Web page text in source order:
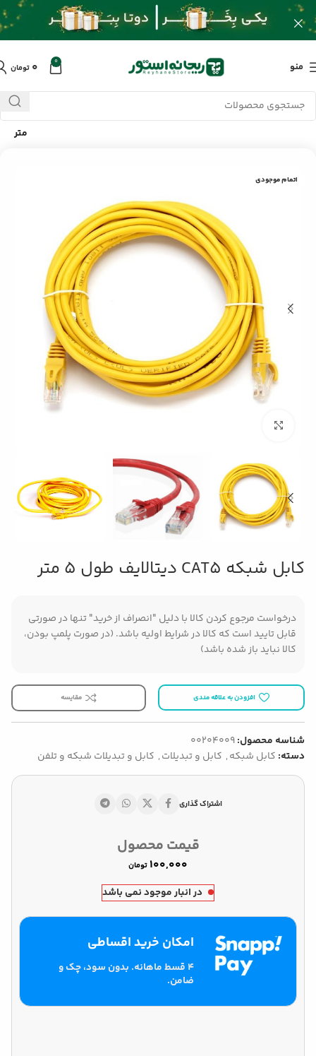
منو 0 ۰ تومان
خانه/محصولات/کابل و تبدیلات/
کابل شبکه CAT5 دیتالایف طول 5
متر
اتمام موجودی
کابل شبکه CAT5 دیتالایف طول 5 متر
درخواست مرجوع کردن کالا با دلیل "انصراف از خرید" تنها در صورتی
قابل تایید است که کالا در شرایط اولیه باشد. (در صورت پلمپ بودن،
کالا نباید باز شده باشد)
افزودن به علاقه مندی مقایسه
شناسه محصول:00204009
دسته: کابل شبکه, کابل و تبدیلات, کابل و تبدیلات شبکه و تلفن
اشتراک گذاری
قیمت محصول
تومان
در انبار موجود نمی باشد
امکان خرید اقساطی
۴ قسط ماهانه. بدون سود، چک و
ضامن.